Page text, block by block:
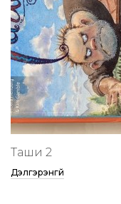
Таши 2
Дэлгэрэнгүй